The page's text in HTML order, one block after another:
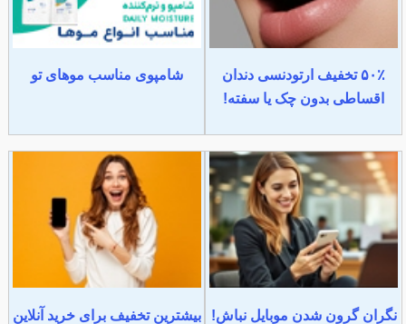
۵۰٪ تخفیف ارتودنسی دندان
اقساطی بدون چک یا سفته!
شامپوی مناسب موهای تو
نگران گرون شدن موبایل نباش!
بیشترین تخفیف برای خرید آنلاین